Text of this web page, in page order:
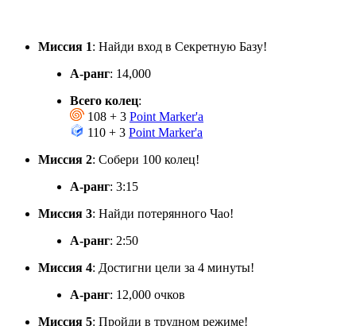
Миссия 1: Найди вход в Секретную Базу!
А-ранг: 14,000
Всего колец:
108 + 3 Point Marker'а
110 + 3 Point Marker'а
Миссия 2: Собери 100 колец!
А-ранг: 3:15
Миссия 3: Найди потерянного Чао!
А-ранг: 2:50
Миссия 4: Достигни цели за 4 минуты!
А-ранг: 12,000 очков
Миссия 5: Пройди в трудном режиме!